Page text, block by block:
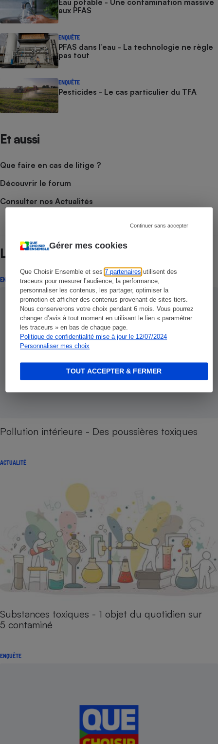
Gérer mes cookies
Que Choisir Ensemble et ses7 partenaires utilisent des
traceurs pour mesurer l’audience, la performance,
personnaliser les contenus, les partager, optimiser la
promotion et afficher des contenus provenant de sites tiers.
Nous conserverons votre choix pendant 6 mois. Vous pourrez
changer d’avis à tout moment en utilisant le lien « paramétrer
les traceurs » en bas de chaque page.
Politique de confidentialité mise à jour le 12/07/2024
Personnaliser mes choix
Continuer sans accepter
TOUT ACCEPTER & FERMER
aux PFAS
ENQUÊTE
PFAS dans l’eau - La technologie ne règle
pas tout
ENQUÊTE
Pesticides - Le cas particulier du TFA
Et aussi
Que faire en cas de litige ?
Découvrir le forum
Consulter nos Actualités
Lire aussi
ENQUÊTE
Pollution intérieure - Des poussières toxiques
ACTUALITÉ
Substances toxiques - 1 objet du quotidien sur
5 contaminé
ENQUÊTE